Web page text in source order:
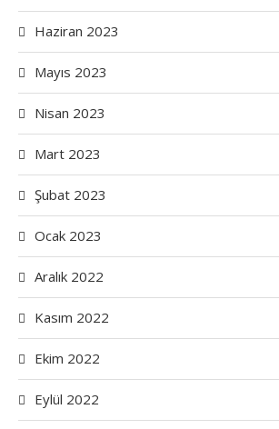
Haziran 2023
Mayıs 2023
Nisan 2023
Mart 2023
Şubat 2023
Ocak 2023
Aralık 2022
Kasım 2022
Ekim 2022
Eylül 2022